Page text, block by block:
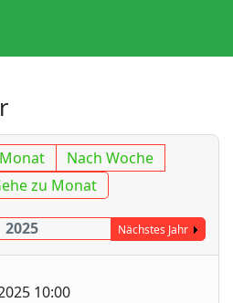
Nach Woche
zu Monat
2025 Nächstes Jahr
10:00